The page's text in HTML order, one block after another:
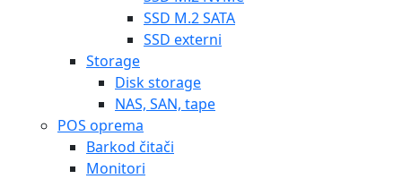
SSD M.2 SATA
SSD externi
Storage
Disk storage
NAS, SAN, tape
POS oprema
Barkod čitači
Monitori